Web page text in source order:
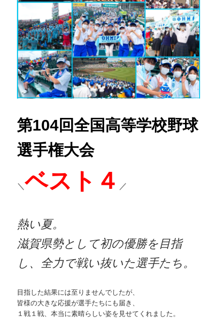
第104回全国高等学校野球
選手権大会
＼ ベスト４ ／
熱い夏。
滋賀県勢として初の優勝を目指
し、全力で戦い抜いた選手たち。
目指した結果には至りませんでしたが、
皆様の大きな応援が選手たちにも届き、
１戦１戦、本当に素晴らしい姿を見せてくれました。